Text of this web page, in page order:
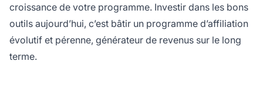
croissance de votre programme. Investir dans les bons
outils aujourd’hui, c’est bâtir un programme d’affiliation
évolutif et pérenne, générateur de revenus sur le long
terme.